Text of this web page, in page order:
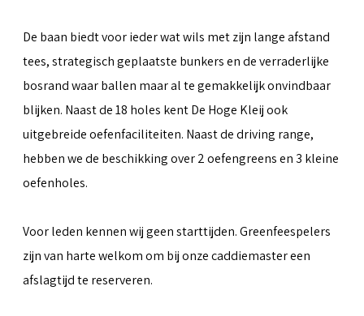
De baan biedt voor ieder wat wils met zijn lange afstand
tees, strategisch geplaatste bunkers en de verraderlijke
bosrand waar ballen maar al te gemakkelijk onvindbaar
blijken. Naast de 18 holes kent De Hoge Kleij ook
uitgebreide oefenfaciliteiten. Naast de driving range,
hebben we de beschikking over 2 oefengreens en 3 kleine
oefenholes.
Voor leden kennen wij geen starttijden. Greenfeespelers
zijn van harte welkom om bij onze caddiemaster een
afslagtijd te reserveren.